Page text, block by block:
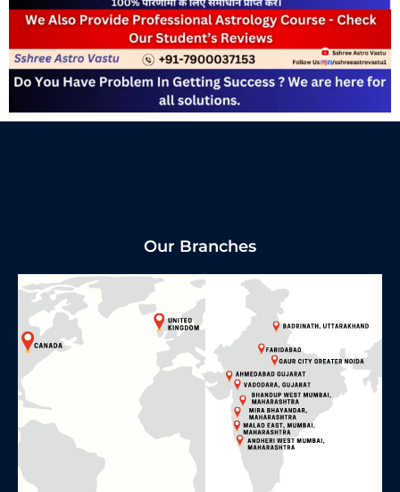
Our Branches